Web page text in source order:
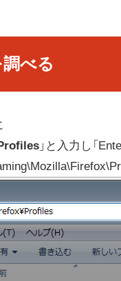
調べる
」と入力し「